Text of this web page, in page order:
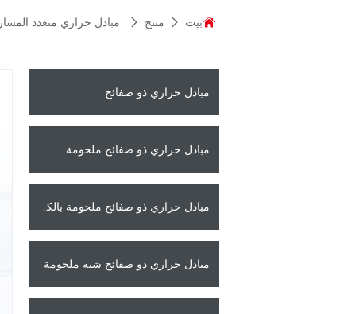
بيت منتج مبادل حراري متعدد
مبادل حراري ذو صفائح
مبادل حراري ذو صفائح ملحومة
مبادل حراري ذو صفائح ملحومة بالكامل
مبادل حراري ذو صفائح شبه ملحومة